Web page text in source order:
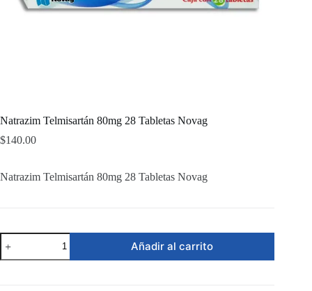
Natrazim Telmisartán 80mg 28 Tabletas Novag
$140.00
Natrazim Telmisartán 80mg 28 Tabletas Novag
Natrazim
Telmisartán
80mg
Añadir al carrito